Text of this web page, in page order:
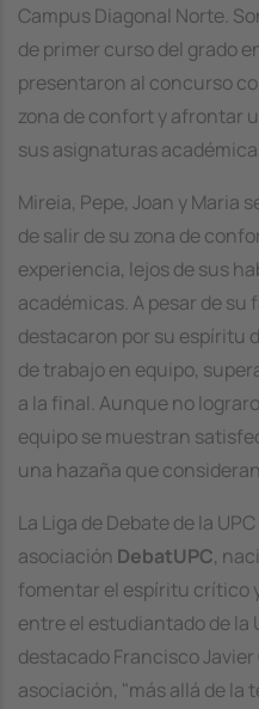
Campus Diagonal Norte.
de primer curso del grado
presentaron al concurso
zona de confort y afrontar
sus asignaturas
Mireia, Pepe, Joan y Maria
de salir de su zona de
experiencia, lejos de sus
académicas. A pesar de su
destacaron por su espíritu
de trabajo en equipo,
a la final. Aunque no
equipo se muestran
una hazaña que
La Liga de Debate de la
asociación DebatUPC,
fomentar el espíritu crítico
entre el estudiantado de la
destacado Francisco
asociación, "más allá de la